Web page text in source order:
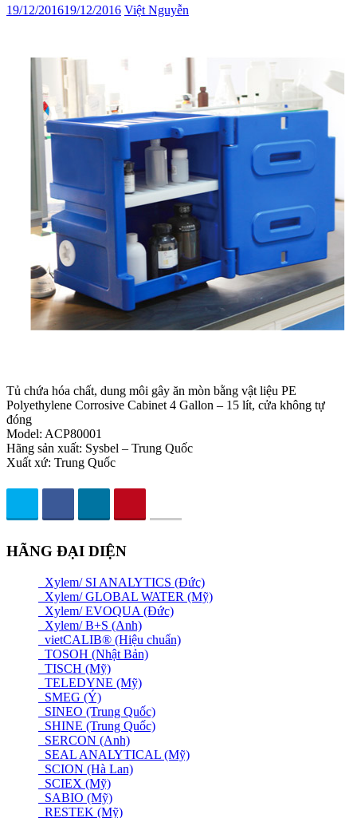
19/12/201619/12/2016 Việt Nguyễn
Tủ chứa hóa chất, dung môi gây ăn mòn bằng vật liệu PE
Polyethylene Corrosive Cabinet 4 Gallon – 15 lít, cửa không tự
đóng
Model: ACP80001
Hãng sản xuất: Sysbel – Trung Quốc
Xuất xứ: Trung Quốc
HÃNG ĐẠI DIỆN
Xylem/ SI ANALYTICS (Đức)
Xylem/ GLOBAL WATER (Mỹ)
Xylem/ EVOQUA (Đức)
Xylem/ B+S (Anh)
vietCALIB® (Hiệu chuẩn)
TOSOH (Nhật Bản)
TISCH (Mỹ)
TELEDYNE (Mỹ)
SMEG (Ý)
SINEO (Trung Quốc)
SHINE (Trung Quốc)
SERCON (Anh)
SEAL ANALYTICAL (Mỹ)
SCION (Hà Lan)
SCIEX (Mỹ)
SABIO (Mỹ)
RESTEK (Mỹ)